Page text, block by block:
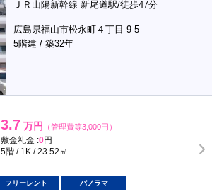
ＪＲ山陽新幹線 新尾道駅/徒歩47分
広島県福山市松永町４丁目 9-5
5階建 / 築32年
3.7 万円 （管理費等3,000円）
敷金礼金 :0円
5階 / 1K / 23.52㎡
フリーレント パノラマ